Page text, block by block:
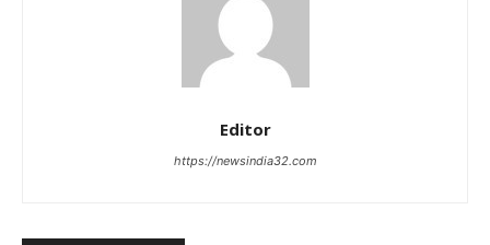
Editor
https://newsindia32.com